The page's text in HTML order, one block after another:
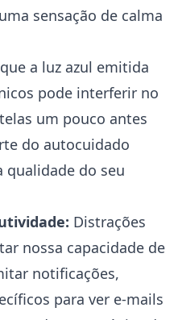
sensação de calma
a luz azul emitida
pode interferir no
um pouco antes
do autocuidado
do seu
Distrações
nossa capacidade de
notificações,
para ver e-mails